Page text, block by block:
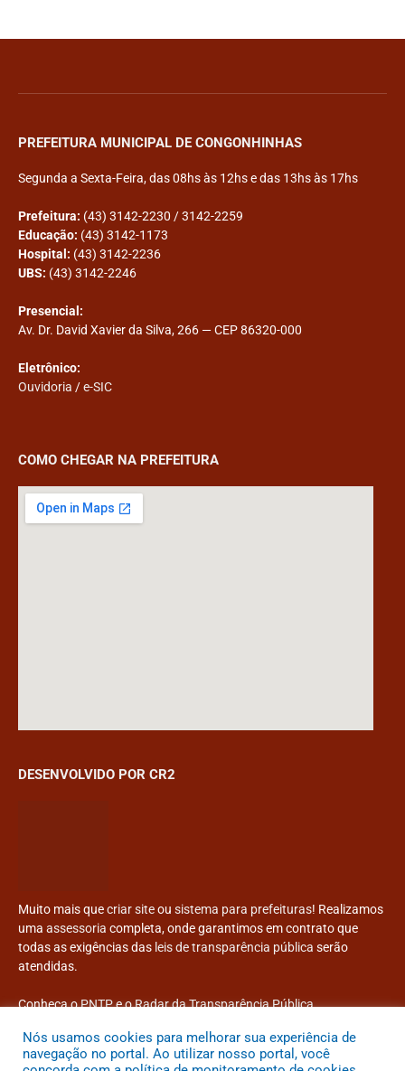
PREFEITURA MUNICIPAL DE CONGONHINHAS
Segunda a Sexta-Feira, das 08hs às 12hs e das 13hs às 17hs
Prefeitura: (43) 3142-2230 / 3142-2259
Educação: (43) 3142-1173
Hospital: (43) 3142-2236
UBS: (43) 3142-2246
Presencial:
Av. Dr. David Xavier da Silva, 266 — CEP 86320-000
Eletrônico:
Ouvidoria /e-SIC
COMO CHEGAR NA PREFEITURA
DESENVOLVIDO POR CR2
Muito mais que criar site sistema para prefeituras
! Realizamos
assessoria
completa, onde garantimos em contrato que
todas as exigências das leis de transparência pública
serão
atendidas.
Conheça o Radar da Transparência Pública
Nós usamos cookies para melhorar sua experiência de
navegação no portal. Ao utilizar nosso portal, você